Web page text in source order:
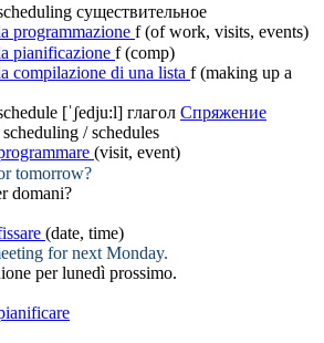
существительное
programmazione f (of work, visits, events)
pianificazione f (comp)
compilazione di una lista f (making up a
[ˈʃedju:l] глагол Спряжение
/ schedules
(visit, event)
tomorrow?
domani?
(date, time)
for next Monday.
per lunedì prossimo.